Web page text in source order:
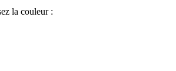
la couleur :